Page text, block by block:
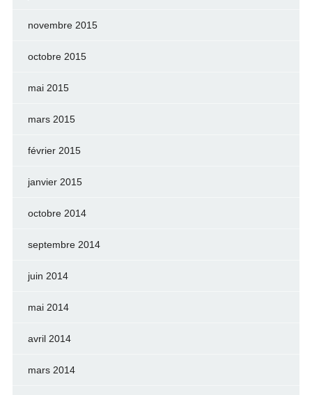
novembre 2015
octobre 2015
mai 2015
mars 2015
février 2015
janvier 2015
octobre 2014
septembre 2014
juin 2014
mai 2014
avril 2014
mars 2014